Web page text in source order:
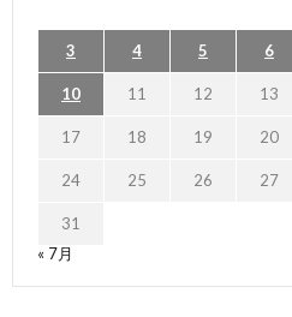
3 4 5 6
10 11 12 13
17 18 19 20
24 25 26 27
31
« 7月